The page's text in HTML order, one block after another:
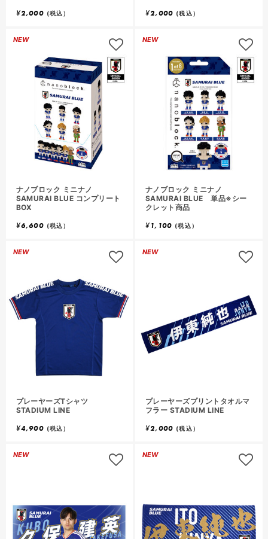
¥2,000 (税込）
¥2,000 (税込）
NEW
ナノブロック ミニナノ
SAMURAI BLUE コンプリート
BOX
¥6,600 (税込）
NEW
ナノブロック ミニナノ
SAMURAI BLUE 単品※シー
クレット商品
¥1,100 (税込）
NEW
プレーヤーズTシャツ
STADIUM LINE
¥4,900 (税込）
NEW
プレーヤーズプリントタオルマ
フラー STADIUM LINE
¥2,000 (税込）
NEW NEW